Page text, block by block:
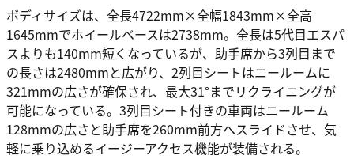
ボディサイズは、全長4722mm×全幅1843mm×全高
1645mmでホイールベースは2738mm。全長は5代目エスパ
スよりも140mm短くなっているが、助手席から3列目まで
の長さは2480mmと広がり、2列目シートはニールームに
321mmの広さが確保され、最大31°までリクライニングが
可能になっている。3列目シート付きの車両はニールーム
128mmの広さと助手席を260mm前方へスライドさせ、気
軽に乗り込めるイージーアクセス機能が装備される。